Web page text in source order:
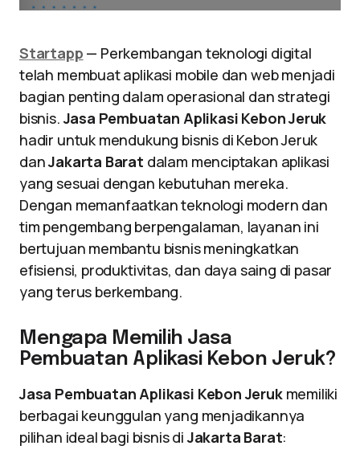
Startapp — Perkembangan teknologi digital
telah membuat aplikasi mobile dan web menjadi
bagian penting dalam operasional dan strategi
bisnis.Jasa Pembuatan Aplikasi Kebon Jeruk
hadir untuk mendukung bisnis di Kebon Jeruk
danJakarta Barat dalam menciptakan aplikasi
yang sesuai dengan kebutuhan mereka.
Dengan memanfaatkan teknologi modern dan
tim pengembang berpengalaman, layanan ini
bertujuan membantu bisnis meningkatkan
efisiensi, produktivitas, dan daya saing di pasar
yang terus berkembang.
Mengapa Memilih Jasa
Pembuatan Aplikasi Kebon Jeruk?
Jasa Pembuatan Aplikasi Kebon Jerukmemiliki
berbagai keunggulan yang menjadikannya
pilihan ideal bagi bisnis diJakarta Barat: